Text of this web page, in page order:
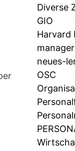
Diverse
GIO
Harvard
neues-
OSC